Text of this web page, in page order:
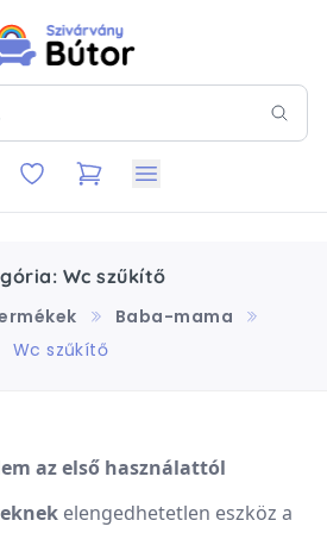
Wc szűkítő
Baba-mama
Wc szűkítő
az első használattól
elengedhetetlen eszköz a